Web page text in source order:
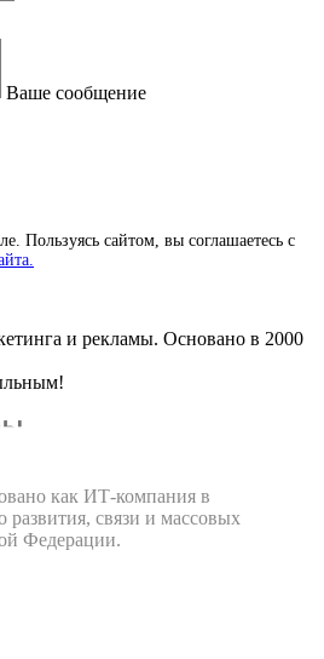
Ваше сообщение
Пользуясь сайтом, вы соглашаетесь с
и рекламы. Основано в 2000
как ИТ‑компания в
связи и массовых
Федерации.